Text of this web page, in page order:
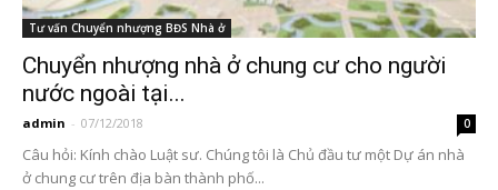
Tư vấn Chuyển nhượng BĐS Nhà ở
Chuyển nhượng nhà ở chung cư cho người
nước ngoài tại...
admin - 07/12/2018 0
Câu hỏi: Kính chào Luật sư. Chúng tôi là Chủ đầu tư một Dự án nhà
ở chung cư trên địa bàn thành phố...